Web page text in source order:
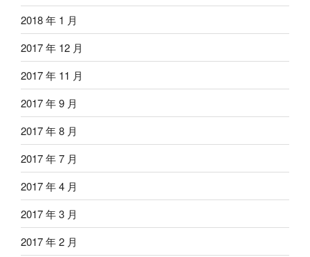
2018 年 1 月
2017 年 12 月
2017 年 11 月
2017 年 9 月
2017 年 8 月
2017 年 7 月
2017 年 4 月
2017 年 3 月
2017 年 2 月